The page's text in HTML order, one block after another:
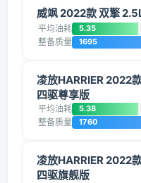
威飒 2022款 双擎
平均油耗 5.35
整备质量 1695
凌放HARRIER 2022
四驱尊享版
平均油耗 5.38
整备质量 1760
凌放HARRIER 2022
四驱旗舰版